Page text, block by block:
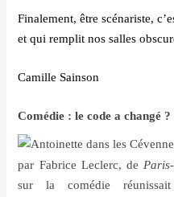
Finalement, être scénariste, c
et qui remplit nos salles
Camille Sainson
Comédie : le code a changé ?
par Fabrice Leclerc, de
sur la comédie ré